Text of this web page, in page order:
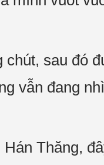
sau đó
vẫn đang
Thăng,